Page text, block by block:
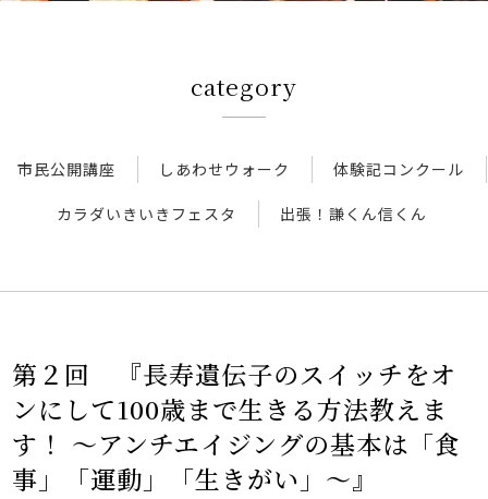
新型コロナウイルス対策
IIDA Well-being Park Project.
館内3Dマップ
category
市民公開講座 しあわせウォーク 体験記コンクール
カラダいきいきフェスタ 出張！謙くん信くん
第２回 『長寿遺伝子のスイッチをオ
ンにして100歳まで生きる方法教えま
す！ ～アンチエイジングの基本は「食
事」「運動」「生きがい」～』